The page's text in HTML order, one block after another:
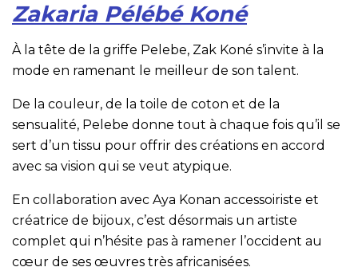
Zakaria Pélébé Koné
À la tête de la griffe Pelebe, Zak Koné s’invite à la
mode en ramenant le meilleur de son talent.
De la couleur, de la toile de coton et de la
sensualité, Pelebe donne tout à chaque fois qu’il se
sert d’un tissu pour offrir des créations en accord
avec sa vision qui se veut atypique.
En collaboration avec Aya Konan accessoiriste et
créatrice de bijoux, c’est désormais un artiste
complet qui n’hésite pas à ramener l’occident au
cœur de ses œuvres très africanisées.